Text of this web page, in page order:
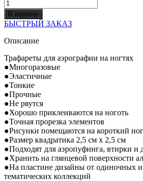
Количество
товара
Сет
№63
В корзину
БЫСТРЫЙ ЗАКАЗ
Описание
Трафареты для аэрографии на ногтях
●Многоразовые
●Эластичные
●Тонкие
●Прочные
●Не рвутся
●Хорошо приклеиваются на ноготь
●Точная прорезка элементов
●Рисунки помещаются на короткий
●Размер квадратика 2,5 см х 2,5 см
●Подходят для аэропуфинга, втирки и
●Хранить на глянцевой поверхности
●На пластине дизайны от одиночных
тематических коллекций